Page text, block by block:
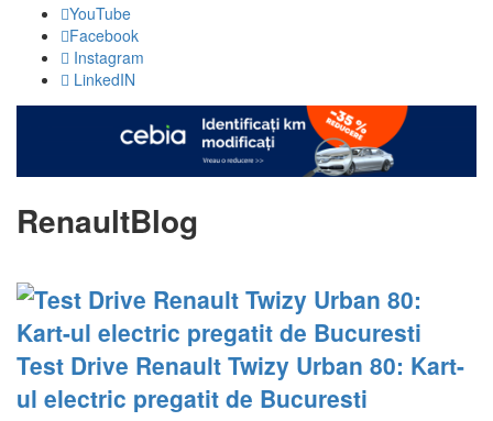
YouTube
Facebook
Instagram
LinkedIN
RenaultBlog
Test Drive Renault Twizy Urban 80: Kart-
ul electric pregatit de Bucuresti